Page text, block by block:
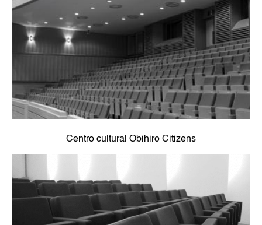
Centro cultural Obihiro Citizens